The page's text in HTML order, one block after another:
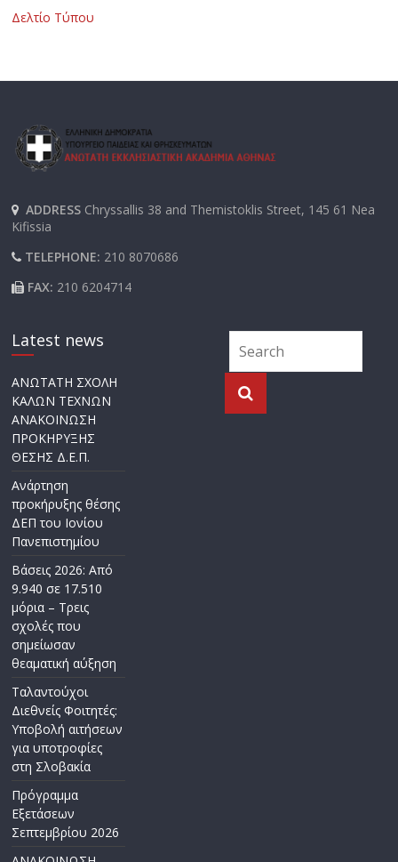
Δελτίο Τύπου
ADDRESS Chryssallis 38 and Themistoklis Street, 145 61 Nea
Kifissia
TELEPHONE: 210 8070686
FAX: 210 6204714
Latest news
ΑΝΩΤΑΤΗ ΣΧΟΛΗ
ΚΑΛΩΝ ΤΕΧΝΩΝ
ΑΝΑΚΟΙΝΩΣΗ
ΠΡΟΚΗΡΥΞΗΣ
ΘΕΣΗΣ Δ.Ε.Π.
Ανάρτηση
προκήρυξης θέσης
ΔΕΠ του Ιονίου
Πανεπιστημίου
Βάσεις 2026: Από
9.940 σε 17.510
μόρια – Τρεις
σχολές που
σημείωσαν
θεαματική αύξηση
Ταλαντούχοι
Διεθνείς Φοιτητές:
Υποβολή αιτήσεων
για υποτροφίες
στη Σλοβακία
Πρόγραμμα
Εξετάσεων
Σεπτεμβρίου 2026